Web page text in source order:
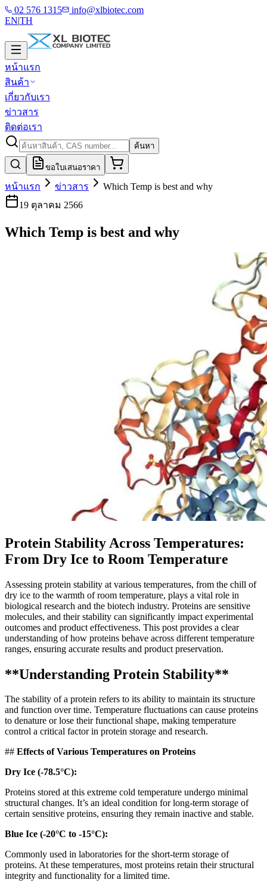
02 576 1315
info@xlbiotec.com
EN|TH
หน้าแรก
สินค้า
เกี่ยวกับเรา
ข่าวสาร
ติดต่อเรา
ค้นหา
ขอใบเสนอราคา
หน้าแรก ข่าวสาร
Which Temp is best and why
19 ตุลาคม 2566
Which Temp is best and why
Protein Stability Across Temperatures:
From Dry Ice to Room Temperature
Assessing protein stability at various temperatures, from the chill of
dry ice to the warmth of room temperature, plays a vital role in
biological research and the biotech industry. Proteins are sensitive
molecules, and their stability can significantly impact experimental
outcomes and product effectiveness. This post provides a clear
understanding of how proteins behave across different temperature
ranges, ensuring accurate results and product preservation.
**Understanding Protein Stability**
The stability of a protein refers to its ability to maintain its structure
and function over time. Temperature fluctuations can cause proteins
to denature or lose their functional shape, making temperature
control a critical factor in protein storage and research.
## Effects of Various Temperatures on Proteins
Dry Ice (-78.5°C):
Proteins stored at this extreme cold temperature undergo minimal
structural changes. It’s an ideal condition for long-term storage of
certain sensitive proteins, ensuring they remain inactive and stable.
Blue Ice (-20°C to -15°C):
Commonly used in laboratories for the short-term storage of
proteins. At these temperatures, most proteins retain their structural
integrity and functionality for a limited time.